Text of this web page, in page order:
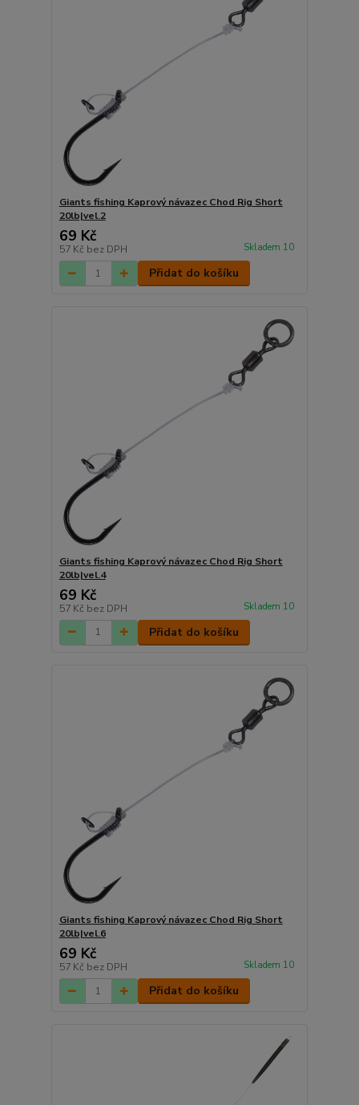
Giants fishing Kaprový návazec Chod Rig Short
20lb|vel.2
69 Kč
57 Kč bez DPH Skladem 10
Přidat do košíku
Giants fishing Kaprový návazec Chod Rig Short
20lb|vel.4
69 Kč
57 Kč bez DPH Skladem 10
Přidat do košíku
Giants fishing Kaprový návazec Chod Rig Short
20lb|vel.6
69 Kč
57 Kč bez DPH Skladem 10
Přidat do košíku